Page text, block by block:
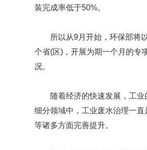
装完成率低于50%。
所以从9月开始，环保部将以
个省(区)，开展为期一个月的专
况。
随着经济的快速发展，工业
细分领域中，工业废水治理一
等诸多方面完善提升。